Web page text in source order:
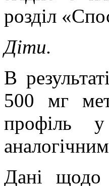
розділ
Діти.
В
500 мг
профіль у
Дані щодо